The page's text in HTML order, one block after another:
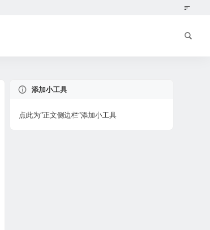
添加小工具
点此为“正文侧边栏”添加小工具